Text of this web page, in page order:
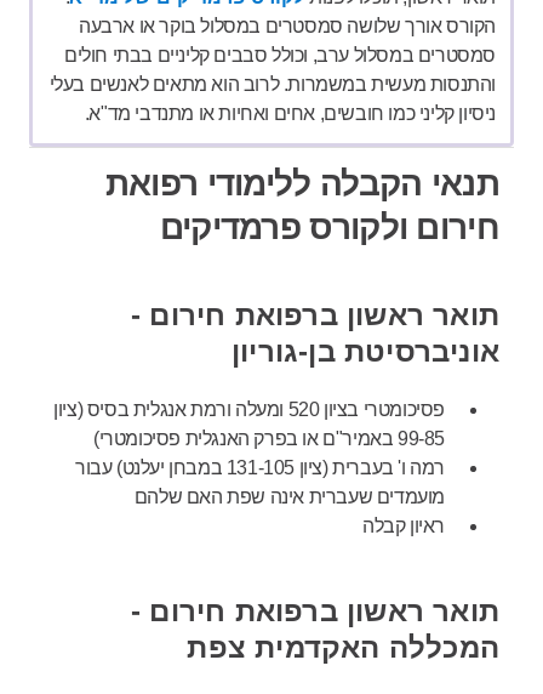
הקורס אורך שלושה סמסטרים במסלול בוקר או ארבעה
סמסטרים במסלול ערב, וכולל סבבים קליניים בבתי חולים
והתנסות מעשית במשמרות. לרוב הוא מתאים לאנשים בעלי
ניסיון קליני כמו חובשים, אחים ואחיות או מתנדבי מד"א.
תנאי הקבלה ללימודי רפואת
חירום ולקורס פרמדיקים
תואר ראשון ברפואת חירום -
אוניברסיטת בן-גוריון
פסיכומטרי בציון 520 ומעלה ורמת אנגלית בסיס (ציון
99-85 באמיר"ם או בפרק האנגלית פסיכומטרי)
רמה ו' בעברית (ציון 131-105 במבחן יעלנט) עבור
מועמדים שעברית אינה שפת האם שלהם
ראיון קבלה
תואר ראשון ברפואת חירום -
המכללה האקדמית צפת